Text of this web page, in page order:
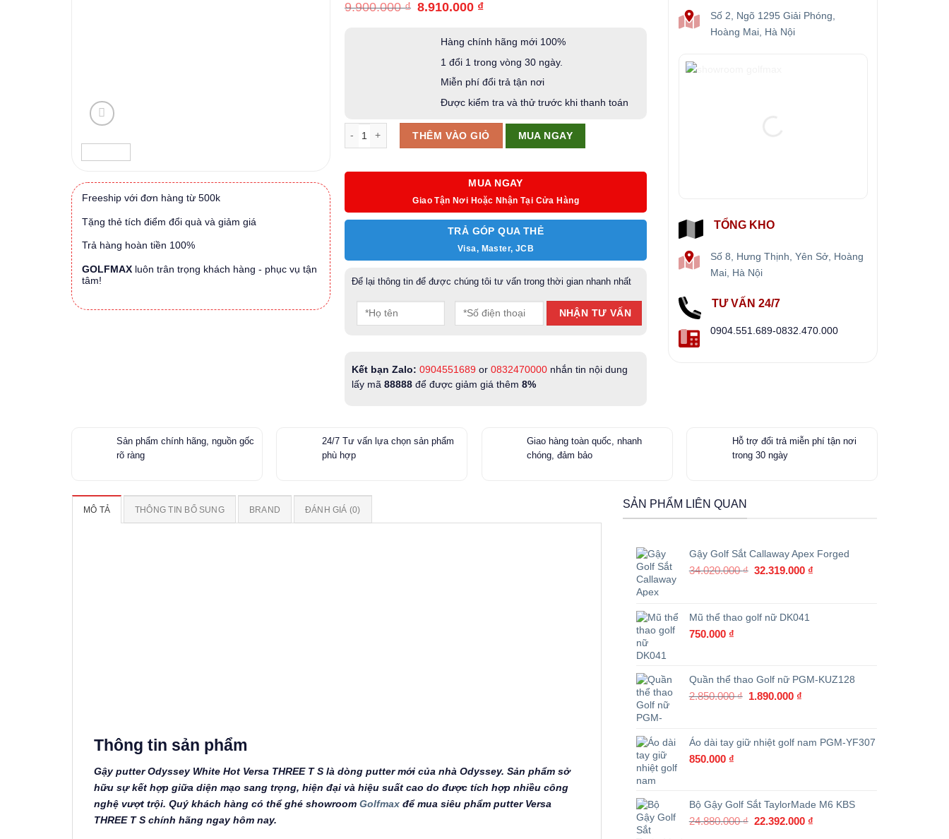
Freeship với đơn hàng từ 500k
Tặng thẻ tích điểm đổi quà và giảm giá
Trả hàng hoàn tiền 100%
GOLFMAXluôn trân trọng khách hàng - phục vụ tận
tâm!
9.900.000₫
Giá
gốc
8.910.000 ₫Giá
8.910.000 ₫.
Hàng chính hãng mới 100%
1 đổi 1 trong vòng 30 ngày.
Miễn phí đổi trả tận nơi
Được kiểm tra và thử trước khi thanh toán
Gậy Putter Odyssey White Hot Versa THREE T S số lượng
THÊM VÀO GIỎ MUA NGAY
MUA NGAY
Giao Tận Nơi Hoặc Nhận Tại Cửa Hàng
TRẢ GÓP QUA THẺ
Visa, Master, JCB
Để lại thông tin để được chúng tôi tư vấn trong thời gian nhanh nhất
Kết bạn Zalo: 0904551689 or0832470000 nhắn tin nội dung
lấy mã88888 để được giảm giá thêm 8%
Số 2, Ngõ 1295 Giải Phóng,
Hoàng Mai, Hà Nội
TỔNG KHO
Số 8, Hưng Thịnh, Yên Sở, Hoàng
Mai, Hà Nội
TƯ VẤN 24/7
0904.551.689-0832.470.000
Sản phẩm chính hãng, nguồn gốc
rõ ràng
24/7 Tư vấn lựa chọn sản phẩm
phù hợp
Giao hàng toàn quốc, nhanh
chóng, đảm bảo
Hỗ trợ đổi trả miễn phí tận nơi
trong 30 ngày
MÔ TẢ THÔNG TIN BỔ SUNG BRAND ĐÁNH GIÁ (0)
Thông tin sản phẩm
Gậy putter Odyssey White Hot Versa THREE T S là dòng putter mới của nhà Odyssey. Sản phẩm sở
hữu sự kết hợp giữa diện mạo sang trọng, hiện đại và hiệu suất cao do được tích hợp nhiều công
nghệ vượt trội. Quý khách hàng có thể ghé showroom Golfmax để mua siêu phẩm putter Versa
THREE T S chính hãng ngay hôm nay.
SẢN PHẨM LIÊN QUAN
Gậy Golf Sắt Callaway Apex Forged
34.020.000₫ Giá
32.319.000 ₫
Mũ thể thao golf nữ DK041
750.000 ₫
Quần thể thao Golf nữ PGM-KUZ128
2.850.000₫ Giá
1.890.000 ₫
1.890.000 ₫.
Áo dài tay giữ nhiệt golf nam PGM-YF307
850.000 ₫
Bộ Gậy Golf Sắt TaylorMade M6 KBS
24.880.000₫ Giá
22.392.000 ₫